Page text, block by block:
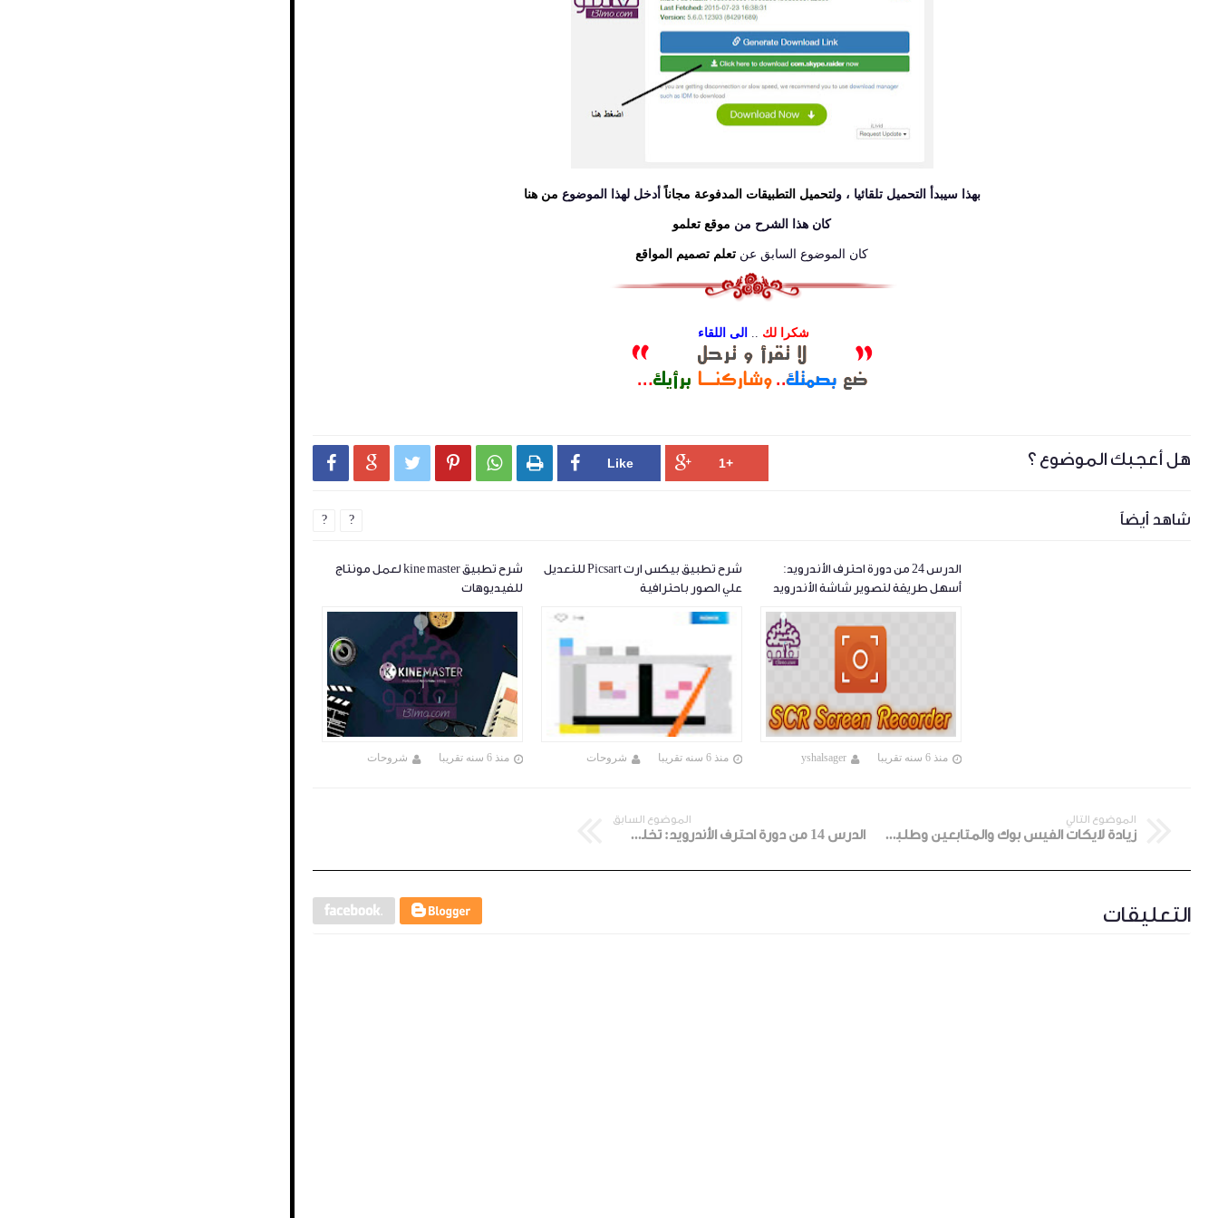
بهذا سيبدأ التحميل تلقائيا ، ولتحميل التطبيقات المدفوعة مجاناً أدخل لهذا الموضوع من هنا
كان هذا الشرح من موقع تعلمو
كان الموضوع السابق عن تعلم تصميم المواقع
شكرا لك .. الى اللقاء
هل أعجبك الموضوع ؟      
شاهد أيضاً
شرح تطبيق kine master لعمل مونتاج
للفيديوهات
منذ 6 سنه تقريبا شروحات
شرح تطبيق بيكس ارت Picsart للتعديل
علي الصور باحترافية
منذ 6 سنه تقريبا شروحات
الدرس 24 من دورة احترف الأندرويد:
أسهل طريقة لتصوير شاشة الأندرويد
منذ 6 سنه تقريبا yshalsager
? ?
الموضوع التالي
زيادة لايكات الفيس بوك والمتابعين وطلبات الصداقة 10 آلاف يومياً
الموضوع السابق
الدرس 14 من دورة احترف الأندرويد: تخلص من كل الاعلانات المزعجة:(ج4: ملفات الHost)
التعليقات